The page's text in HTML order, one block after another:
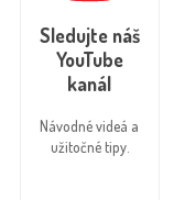
Sledujte náš
YouTube
kanál
Návodné videá a
užitočné tipy.